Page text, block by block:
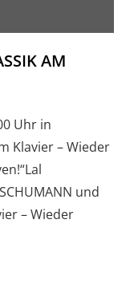
AM
Uhr in
Klavier – Wieder
und
– Wieder